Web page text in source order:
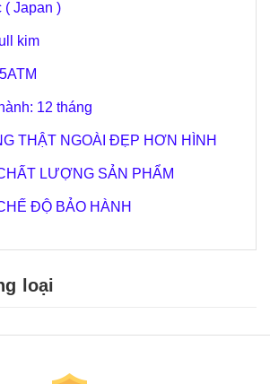
( Japan )
kim
5ATM
12 tháng
THẬT NGOÀI ĐẸP HƠN HÌNH
LƯỢNG SẢN PHẨM
ĐỘ BẢO HÀNH
loại